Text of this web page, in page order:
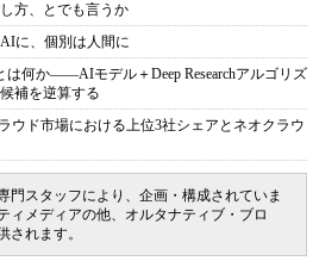
方、とでも言うか
に、個別は人間に
は何か――AIモデル＋Deep Researchアルゴリズ
補を逆算する
ウド市場における上位3社シェアとネオクラウ
門スタッフにより、企画・構成されていま
ィメディアの他、オルタナティブ・ブロ
されます。